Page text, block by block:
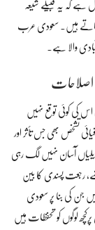
ہے کہ یہ قبیلے شیعہ
بتاتے ہیں۔ سعودی عرب
والا ہے۔
ہو رہا ہے2015ء سے قبل اس کی کوئی توقع نہیں
تشخص بھی جس تأثر اور
آسان نہیں لگ رہی
رجعت پسندی کا بین
جن کی بنا پر سعودی
لوگوں کو تحفظات ہیں